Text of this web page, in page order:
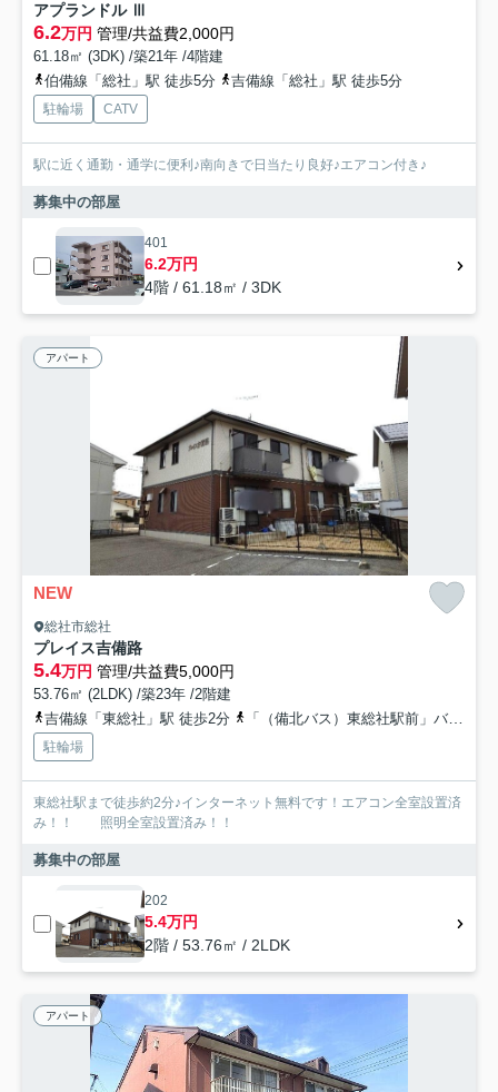
アプランドル Ⅲ
6.2万円 管理/共益費2,000円
61.18㎡ (3DK) /築21年 /4階建
伯備線「総社」駅 徒歩5分
吉備線「総社」駅 徒歩5分
駐輪場 CATV
駅に近く通勤・通学に便利♪南向きで日当たり良好♪エアコン付き♪
募集中の部屋
401
6.2万円
4階 / 61.18㎡ / 3DK
アパート
NEW
総社市総社
プレイス吉備路
5.4万円 管理/共益費5,000円
53.76㎡ (2LDK) /築23年 /2階建
吉備線「東総社」駅 徒歩2分
「（備北バス）東総社駅前」バス停下車 徒歩3分
駐輪場
東総社駅まで徒歩約2分♪インターネット無料です！エアコン全室設置済
み！！ 照明全室設置済み！！
募集中の部屋
202
5.4万円
2階 / 53.76㎡ / 2LDK
アパート